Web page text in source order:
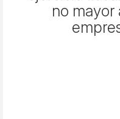
no mayor